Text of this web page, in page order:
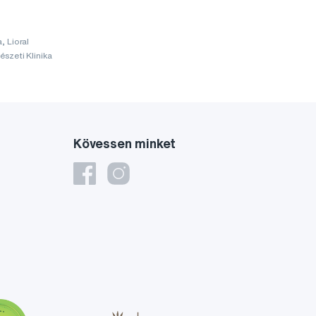
Lioral
Klinika
Kövessen minket